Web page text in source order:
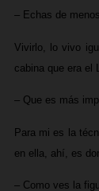
– Echas de
Vivirlo, lo vivo
cabina que era el
– Que es más
Para mi es la
en ella, ahí, es
– Como ves la